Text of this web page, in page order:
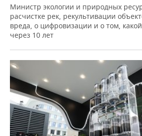
Министр экологии и природных
расчистке рек, рекультивации
вреда, о цифровизации и о том,
через 10 лет